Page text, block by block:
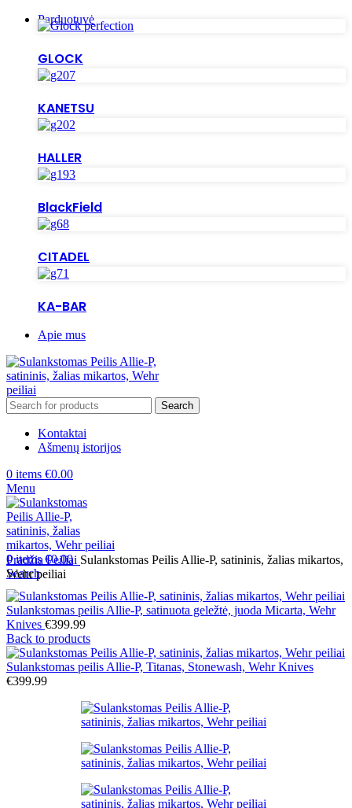
Parduotuvė
GLOCK
KANETSU
HALLER
BlackField
CITADEL
KA-BAR
Apie mus
Search
Kontaktai
Ašmenų istorijos
0 items €0.00
Menu
0items €0.00
Search
PradžiaPeiliai Sulankstomas Peilis Allie-P, satininis, žalias mikartos,
Wehr peiliai
Sulankstomas peilis Allie-P, satinuota geležtė, juoda Micarta, Wehr
Knives €399.99
Back to products
Sulankstomas peilis Allie-P, Titanas, Stonewash, Wehr Knives
€399.99